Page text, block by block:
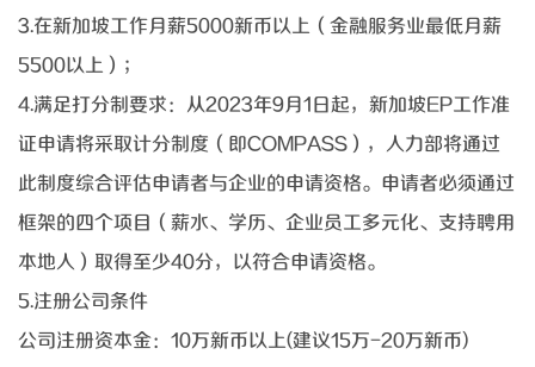
3.在新加坡工作月薪5000新币以上（金融服务业最低月薪
5500以上）；
4.满足打分制要求：从2023年9月1日起，新加坡EP工作准
证申请将采取计分制度（即COMPASS），人力部将通过
此制度综合评估申请者与企业的申请资格。申请者必须通过
框架的四个项目（薪水、学历、企业员工多元化、支持聘用
本地人）取得至少40分，以符合申请资格。
5.注册公司条件
公司注册资本金： 10万新币以上(建议15万-20万新币)